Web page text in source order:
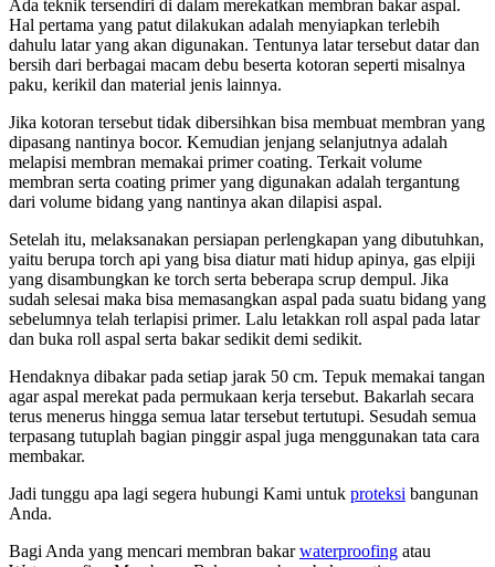
Ada teknik tersendiri di dalam merekatkan membran bakar aspal.
Hal pertama yang patut dilakukan adalah menyiapkan terlebih
dahulu latar yang akan digunakan. Tentunya latar tersebut datar dan
bersih dari berbagai macam debu beserta kotoran seperti misalnya
paku, kerikil dan material jenis lainnya.
Jika kotoran tersebut tidak dibersihkan bisa membuat membran yang
dipasang nantinya bocor. Kemudian jenjang selanjutnya adalah
melapisi membran memakai primer coating. Terkait volume
membran serta coating primer yang digunakan adalah tergantung
dari volume bidang yang nantinya akan dilapisi aspal.
Setelah itu, melaksanakan persiapan perlengkapan yang dibutuhkan,
yaitu berupa torch api yang bisa diatur mati hidup apinya, gas elpiji
yang disambungkan ke torch serta beberapa scrup dempul. Jika
sudah selesai maka bisa memasangkan aspal pada suatu bidang yang
sebelumnya telah terlapisi primer. Lalu letakkan roll aspal pada latar
dan buka roll aspal serta bakar sedikit demi sedikit.
Hendaknya dibakar pada setiap jarak 50 cm. Tepuk memakai tangan
agar aspal merekat pada permukaan kerja tersebut. Bakarlah secara
terus menerus hingga semua latar tersebut tertutupi. Sesudah semua
terpasang tutuplah bagian pinggir aspal juga menggunakan tata cara
membakar.
Jadi tunggu apa lagi segera hubungi Kami untuk proteksi bangunan
Anda.
Bagi Anda yang mencari membran bakarwaterproofing atau